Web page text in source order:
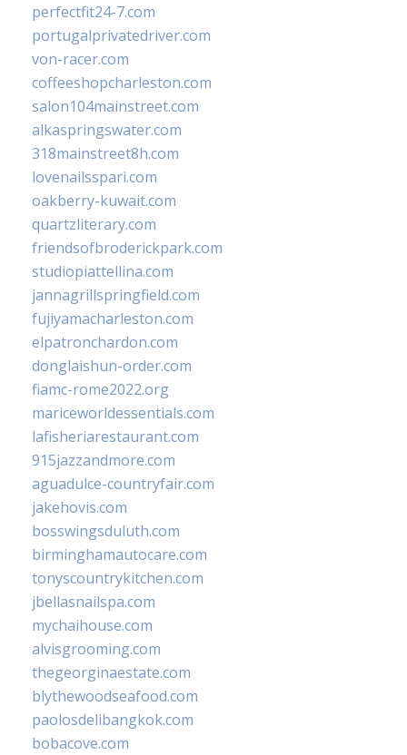
perfectfit24-7.com
portugalprivatedriver.com
von-racer.com
coffeeshopcharleston.com
salon104mainstreet.com
alkaspringswater.com
318mainstreet8h.com
lovenailsspari.com
oakberry-kuwait.com
quartzliterary.com
friendsofbroderickpark.com
studiopiattellina.com
jannagrillspringfield.com
fujiyamacharleston.com
elpatronchardon.com
donglaishun-order.com
fiamc-rome2022.org
mariceworldessentials.com
lafisheriarestaurant.com
915jazzandmore.com
aguadulce-countryfair.com
jakehovis.com
bosswingsduluth.com
birminghamautocare.com
tonyscountrykitchen.com
jbellasnailspa.com
mychaihouse.com
alvisgrooming.com
thegeorginaestate.com
blythewoodseafood.com
paolosdelibangkok.com
bobacove.com